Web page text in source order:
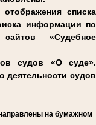
списка
информации по
«Судебное
судов «О суде».
судов
на бумажном